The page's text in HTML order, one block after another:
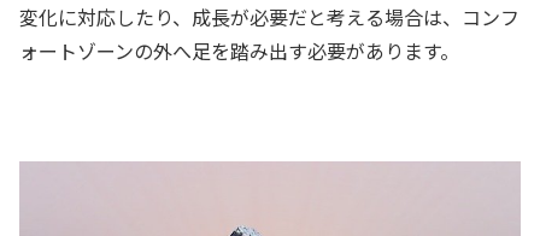
変化に対応したり、成長が必要だと考える場合は、コンフ
ォートゾーンの外へ足を踏み出す必要があります。